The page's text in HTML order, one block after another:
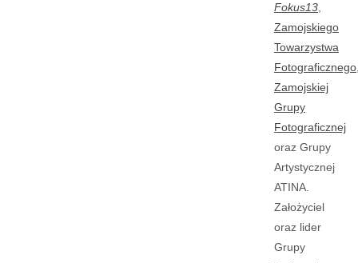
Fokus13,
Zamojskiego
Towarzystwa
Fotograficznego
Zamojskiej
Grupy
Fotograficznej
oraz Grupy
Artystycznej
ATINA.
Założyciel
oraz lider
Grupy